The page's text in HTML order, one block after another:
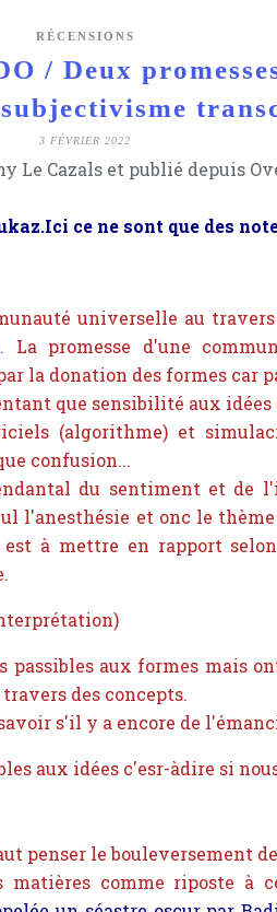
RÉCENSIONS
/ Deux
3 FÉVRIER 2022
Le Cazals et publié depuis
ce ne sont que des
universelle au
. La promesse d'une
la donation des formes car
que sensibilité aux idées
(algorithme) et
confusion...
du sentiment et de
l'anesthésie et onc le
à mettre en rapport
passibles aux formes mais
des concepts.
s'il y a encore de
aux idées c'esr-àdire si
penser le bouleversement
matières comme riposte à